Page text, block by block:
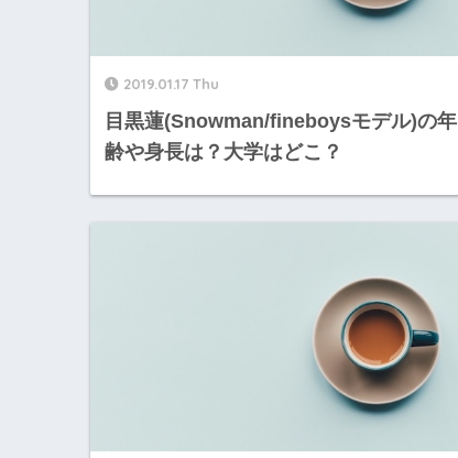
2019.01.17 Thu
目黒蓮(Snowman/fineboysモデル)の年
齢や身長は？大学はどこ？